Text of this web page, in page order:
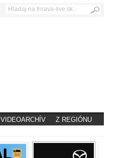
VIDEOARCHÍV Z REGIÓNU